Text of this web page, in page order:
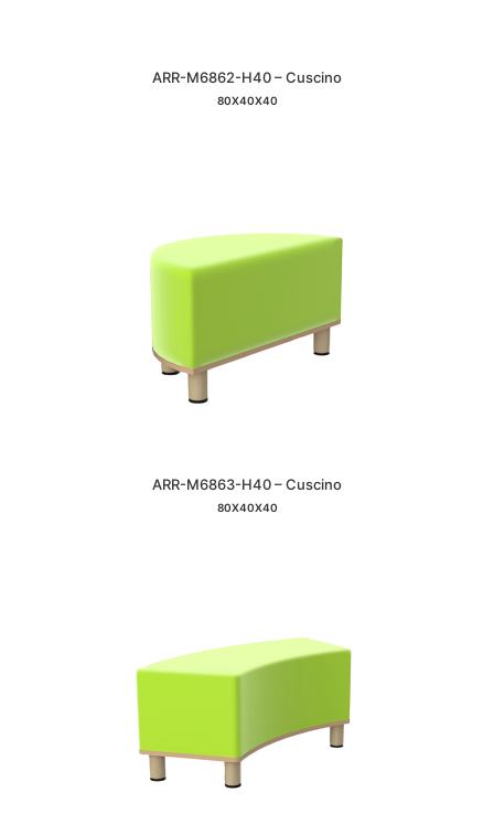
ARR-M6862-H40 – Cuscino
80X40X40
ARR-M6863-H40 – Cuscino
80X40X40